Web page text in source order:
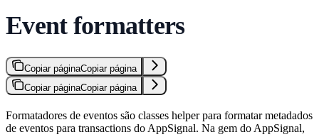
Event formatters
Copiar páginaCopiar página
Copiar páginaCopiar página
Formatadores de eventos são classes helper para formatar metadados
de eventos para transactions do AppSignal. Na gem do AppSignal,